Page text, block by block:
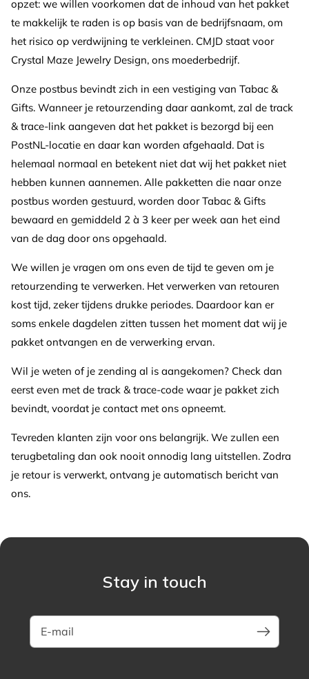
opzet: we willen voorkomen dat de inhoud van het pakket
te makkelijk te raden is op basis van de bedrijfsnaam, om
het risico op verdwijning te verkleinen. CMJD staat voor
Crystal Maze Jewelry Design, ons moederbedrijf.
Onze postbus bevindt zich in een vestiging van Tabac &
Gifts. Wanneer je retourzending daar aankomt, zal de track
& trace-link aangeven dat het pakket is bezorgd bij een
PostNL-locatie en daar kan worden afgehaald. Dat is
helemaal normaal en betekent niet dat wij het pakket niet
hebben kunnen aannemen. Alle pakketten die naar onze
postbus worden gestuurd, worden doorTabac & Gifts
bewaard en gemiddeld 2 à 3 keer per week aan het eind
van de dag door ons opgehaald.
We willen je vragen om ons even de tijd te geven om je
retourzending te verwerken. Het verwerken van retouren
kost tijd, zeker tijdens drukke periodes. Daardoor kan er
soms enkele dagdelen zitten tussen het moment dat wij je
pakket ontvangen en de verwerking ervan.
Wil je weten of je zending al is aangekomen? Check dan
eerst even met de track & trace-code waar je pakket zich
bevindt, voordat je contact met ons opneemt.
Tevreden klanten zijn voor ons belangrijk. We zullen een
terugbetaling dan ook nooit onnodig lang uitstellen. Zodra
je retour is verwerkt, ontvang je automatisch bericht van
ons.
Stay in touch
E-mail